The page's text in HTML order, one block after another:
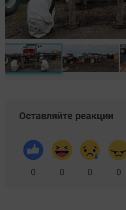
Оставляйте реакции
0 0 0 0